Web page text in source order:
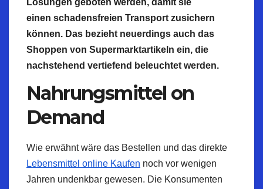
Lösungen geboten werden, damit sie
einen schadensfreien Transport zusichern
können. Das bezieht neuerdings auch das
Shoppen von Supermarktartikeln ein, die
nachstehend vertiefend beleuchtet werden.
Nahrungsmittel on
Demand
Wie erwähnt wäre das Bestellen und das direkte
Lebensmittel online Kaufen noch vor wenigen
Jahren undenkbar gewesen. Die Konsumenten